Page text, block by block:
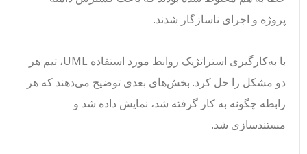
پروژه و اجرای ناسازگار شدند.
با به‌کارگیری استراتژیک روابط مورد استفاده UML، تیم هر
دو مشکل را حل کرد. بخش‌های بعدی توضیح می‌دهند که هر
رابطه چگونه به کار گرفته شد، نمایش داده شد و
مستندسازی شد.